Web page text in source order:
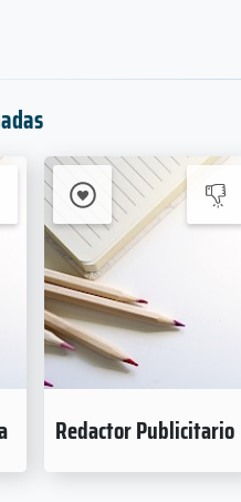
Redactor Publicitario